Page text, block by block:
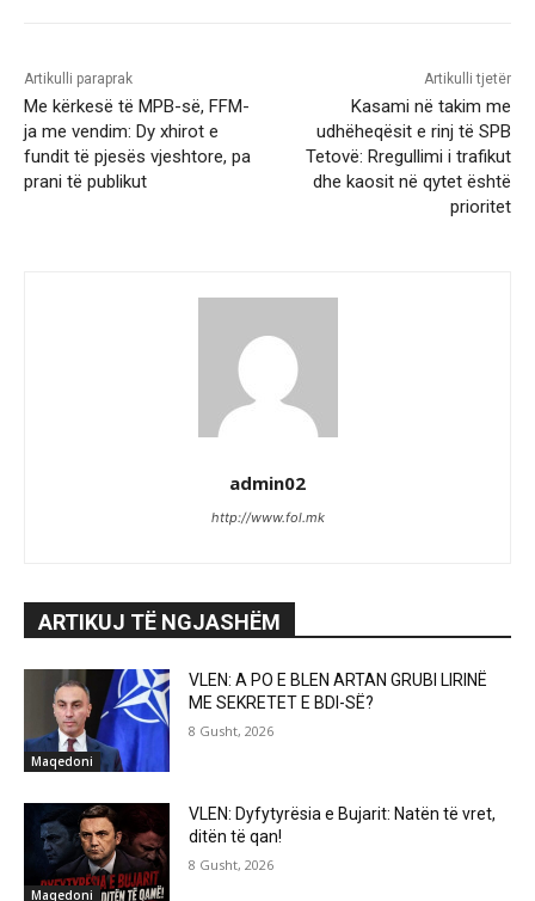
Artikulli paraprak
Me kërkesë të MPB-së, FFM-
ja me vendim: Dy xhirot e
fundit të pjesës vjeshtore, pa
prani të publikut
Artikulli tjetër
Kasami në takim me
udhëheqësit e rinj të SPB
Tetovë: Rregullimi i trafikut
dhe kaosit në qytet është
prioritet
admin02
http://www.fol.mk
ARTIKUJ TË NGJASHËM
Maqedoni
VLEN: A PO E BLEN ARTAN GRUBI LIRINË
ME SEKRETET E BDI-SË?
8 Gusht, 2026
Maqedoni
VLEN: Dyfytyrësia e Bujarit: Natën të vret,
ditën të qan!
8 Gusht, 2026